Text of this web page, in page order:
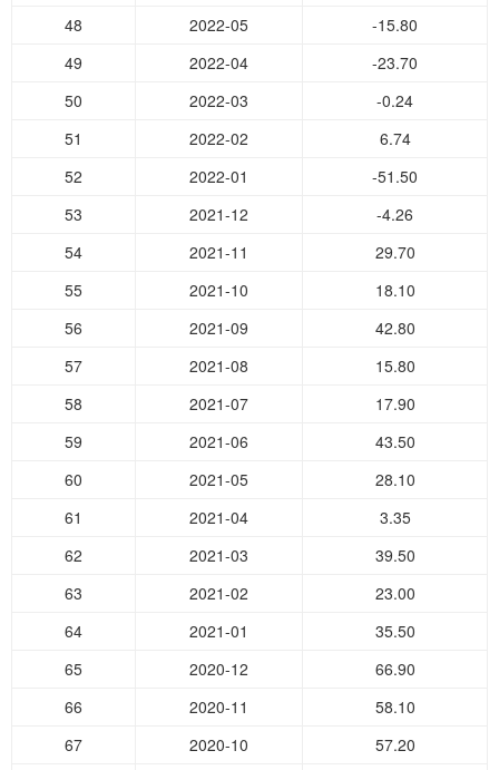
48 2022-05
-15.80
49
2022-04
-23.70
50
2022-03
-0.24
51
2022-02
6.74
52
2022-01
-51.50
53
2021-12
-4.26
54
2021-11
29.70
55
2021-10
18.10
56
2021-09
42.80
57
2021-08
15.80
58
2021-07
17.90
59
2021-06
43.50
60
2021-05
28.10
61
2021-04
3.35
62
2021-03
39.50
63
2021-02
23.00
64
2021-01
35.50
65
2020-12
66.90
66
2020-11
58.10
67
2020-10
57.20